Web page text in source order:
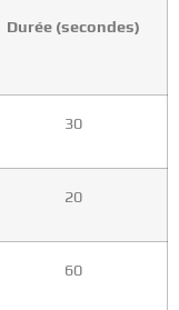
Durée (secondes)
30
20
60